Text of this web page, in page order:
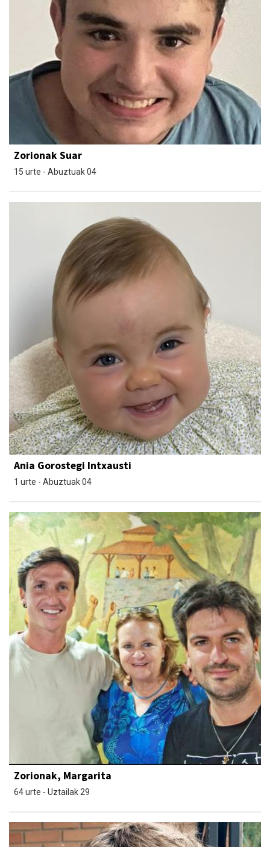
Zorionak Suar
15 urte - Abuztuak 04
Ania Gorostegi Intxausti
1 urte - Abuztuak 04
Zorionak, Margarita
64 urte - Uztailak 29